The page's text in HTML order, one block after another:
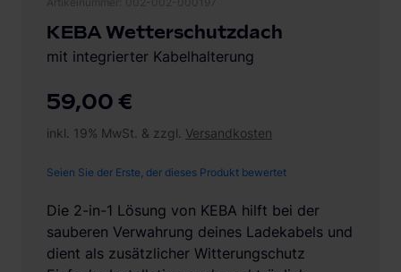
59,00 €
inkl. 19% MwSt. & zzgl. Versandkosten
Seien Sie der Erste, der dieses Produkt bewertet
Die 2-in-1 Lösung von KEBA hilft bei der
sauberen Verwahrung deines Ladekabels und
dient als zusätzlicher Witterungschutz
KEBA Wetterschutzdach
mit integrierter Kabelhalterung